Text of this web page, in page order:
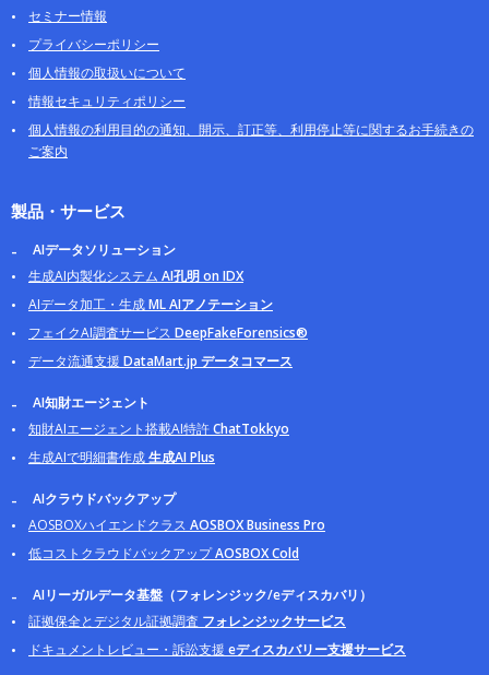
セミナー情報
プライバシーポリシー
個人情報の取扱いについて
情報セキュリティポリシー
個人情報の利用目的の通知、開示、訂正等、利用停止等に関するお手続きの
ご案内
製品・サービス
AIデータソリューション
生成AI内製化システム AI孔明 on IDX
AIデータ加工・生成ML AIアノテーション
フェイクAI調査サービス DeepFakeForensics®
データ流通支援 DataMart.jp データコマース
AI知財エージェント
知財AIエージェント搭載AI特許ChatTokkyo
生成AIで明細書作成生成AI Plus
AIクラウドバックアップ
AOSBOXハイエンドクラス AOSBOX Business Pro
低コストクラウドバックアップAOSBOX Cold
AIリーガルデータ基盤（フォレンジック/eディスカバリ）
証拠保全とデジタル証拠調査 フォレンジックサービス
ドキュメントレビュー・訴訟支援 eディスカバリー支援サービス